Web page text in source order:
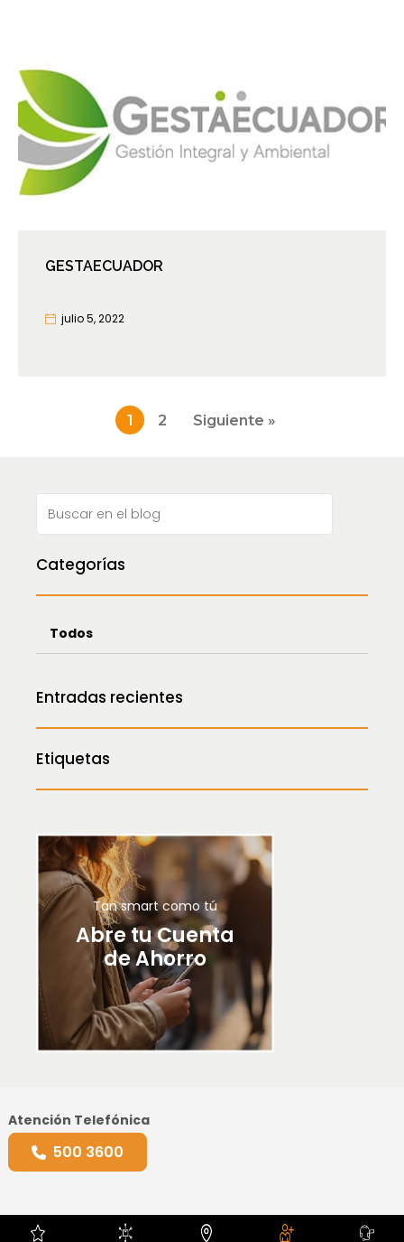
Categorías
Todos
Entradas recientes
Etiquetas
Tan smart como tú
Abre tu Cuenta
de Ahorro
GESTAECUADOR
julio 5, 2022
Paginación
de
1 2 Siguiente »
Atención Telefónica
500 3600